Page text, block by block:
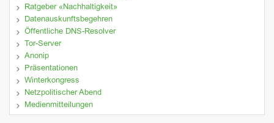
Ratgeber «Nachhaltigkeit»
Datenauskunftsbegehren
Öffentliche DNS-Resolver
Tor-Server
Anonip
Präsentationen
Winterkongress
Netzpolitischer Abend
Medienmitteilungen